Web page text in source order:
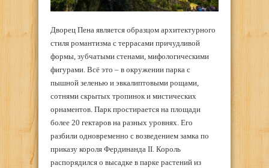
Дворец Пена является образцом архитектурного
стиля романтизма с террасами причудливой
формы, зубчатыми стенами, мифологическими
фигурами. Всё это – в окружении парка с
пышной зеленью и эвкалиптовыми рощами,
сотнями скрытых тропинок и мистических
орнаментов. Парк простирается на площади
более 20 гектаров на разных уровнях. Его
разбили одновременно с возведением замка по
приказу короля Фердинанда II. Король
распорядился о высадке в парке растений из